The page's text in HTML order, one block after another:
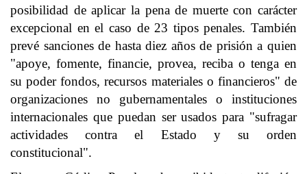
posibilidad de aplicar la pena de muerte con carácter
excepcional en el caso de 23 tipos penales. También
prevé sanciones de hasta diez años de prisión a quien
"apoye, fomente, financie, provea, reciba o tenga en
su poder fondos, recursos materiales o financieros" de
organizaciones no gubernamentales o instituciones
internacionales que puedan ser usados para "sufragar
actividades contra el Estado y su orden
constitucional".